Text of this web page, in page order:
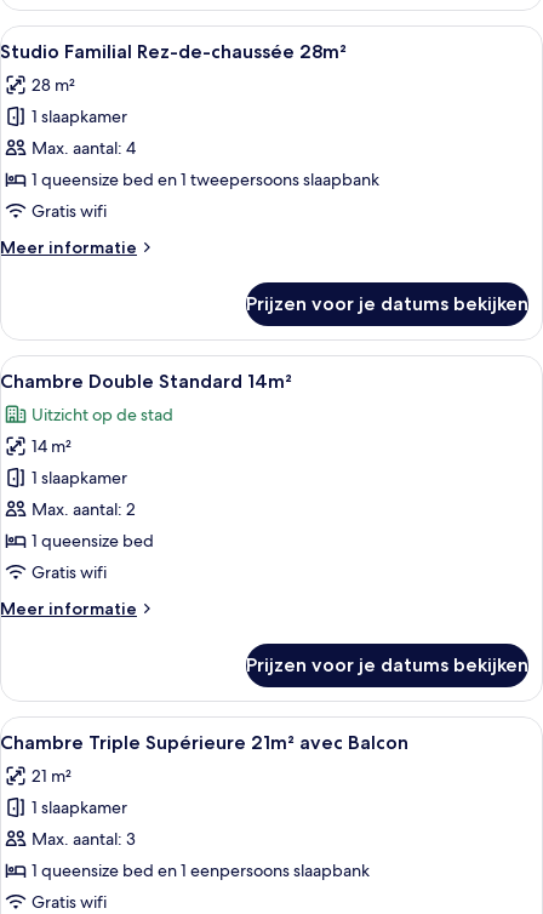
20m²
avec
Alle
foto's
voor
Studio
Familial
Rez-
de-
28m²
Een hotelkamer met een bed, een
9
Studio Familial Rez-de-chaussée 28m²
28 m²
1 slaapkamer
Max. aantal: 4
1 queensize bed en 1 tweepersoons slaapbank
Gratis wifi
Meer informatie
Meer
Familial
Rez-
de-
28m²
Prijzen voor je datums bekijken
Alle
foto's
voor
Chambre
Double
Standard
14m²
laden
Hotelkamer met een groot bed,
21
Chambre Double Standard 14m²
Uitzicht op de stad
14 m²
1 slaapkamer
Max. aantal: 2
1 queensize bed
Gratis wifi
Meer informatie
Meer
Double
Standard
14m²
Prijzen voor je datums bekijken
Alle
foto's
voor
Chambre
Triple
Supérieure
21m²
Hotelkamer met een bed,
6
Chambre Triple Supérieure 21m² avec Balcon
21 m²
1 slaapkamer
Max. aantal: 3
1 queensize bed en 1 eenpersoons slaapbank
Gratis wifi